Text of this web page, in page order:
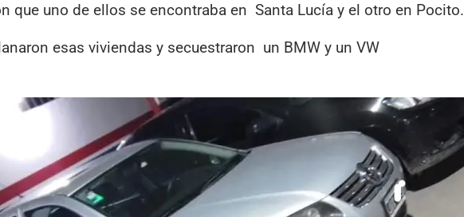
que uno de ellos se encontraba en Santa Lucía y el otro en Pocito.
esas viviendas y secuestraron un BMW y un VW